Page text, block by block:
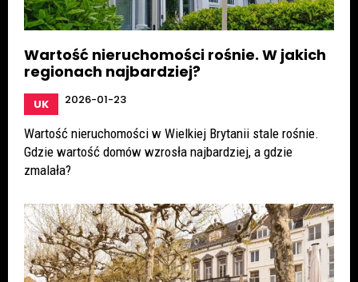
Wartość nieruchomości rośnie. W jakich
regionach najbardziej?
UK 2026-01-23
Wartość nieruchomości w Wielkiej Brytanii stale rośnie.
Gdzie wartość domów wzrosła najbardziej, a gdzie
zmalała?